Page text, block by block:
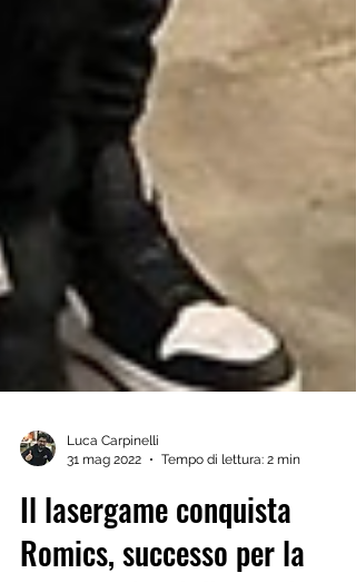
Luca Carpinelli
31 mag 2022
Tempo di lettura: 2 min